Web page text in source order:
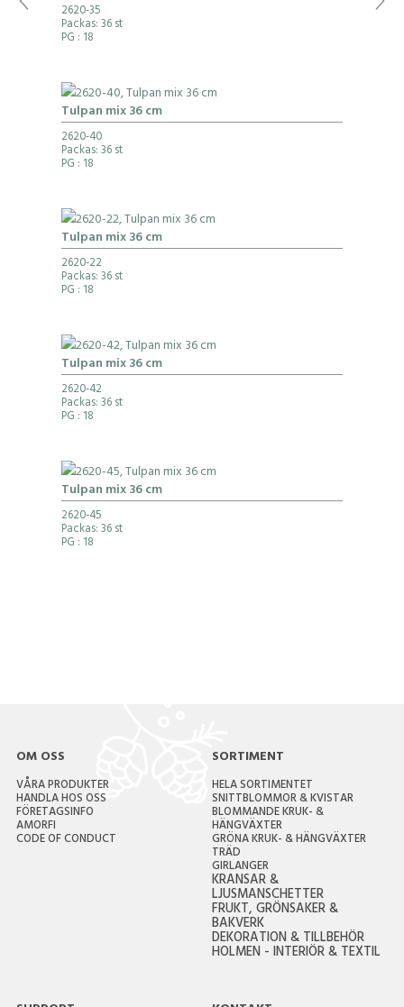
2620-35
Packas: 36 st
PG : 18
Tulpan mix 36 cm
2620-40
Packas: 36 st
PG : 18
Tulpan mix 36 cm
2620-22
Packas: 36 st
PG : 18
Tulpan mix 36 cm
2620-42
Packas: 36 st
PG : 18
Tulpan mix 36 cm
2620-45
Packas: 36 st
PG : 18
OM OSS
VÅRA PRODUKTER
HANDLA HOS OSS
FÖRETAGSINFO
AMORFI
CODE OF CONDUCT
SORTIMENT
HELA SORTIMENTET
SNITTBLOMMOR & KVISTAR
BLOMMANDE KRUK- &
HÄNGVÄXTER
GRÖNA KRUK- & HÄNGVÄXTER
TRÄD
GIRLANGER
KRANSAR &
LJUSMANSCHETTER
FRUKT, GRÖNSAKER &
BAKVERK
DEKORATION & TILLBEHÖR
HOLMEN - INTERIÖR & TEXTIL